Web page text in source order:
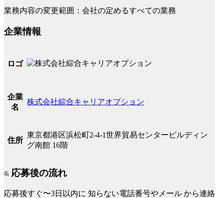
業務内容の変更範囲：会社の定めるすべての業務
企業情報
ロゴ
企業
名
株式会社綜合キャリアオプション
住所
東京都港区浜松町2-4-1世界貿易センタービルディン
グ南館 16階
応募後の流れ
応募後すぐ〜3日以内に 知らない電話番号やメール から連絡